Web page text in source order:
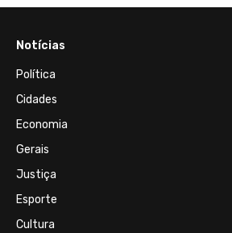
Notícias
Política
Cidades
Economia
Gerais
Justiça
Esporte
Cultura